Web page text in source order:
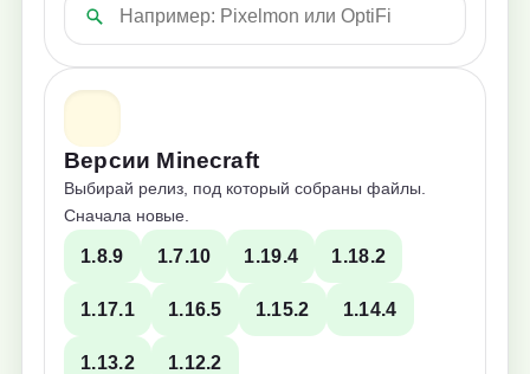
Версии Minecraft
Выбирай релиз, под который собраны файлы.
Сначала новые.
1.8.9 1.7.10 1.19.4 1.18.2
1.17.1 1.16.5 1.15.2 1.14.4
1.13.2 1.12.2